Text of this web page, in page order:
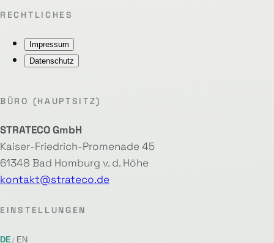
RECHTLICHES
Impressum
Datenschutz
BÜRO (HAUPTSITZ)
STRATECO GmbH
Kaiser-Friedrich-Promenade 45
61348 Bad Homburg v. d. Höhe
kontakt@strateco.de
EINSTELLUNGEN
DE EN